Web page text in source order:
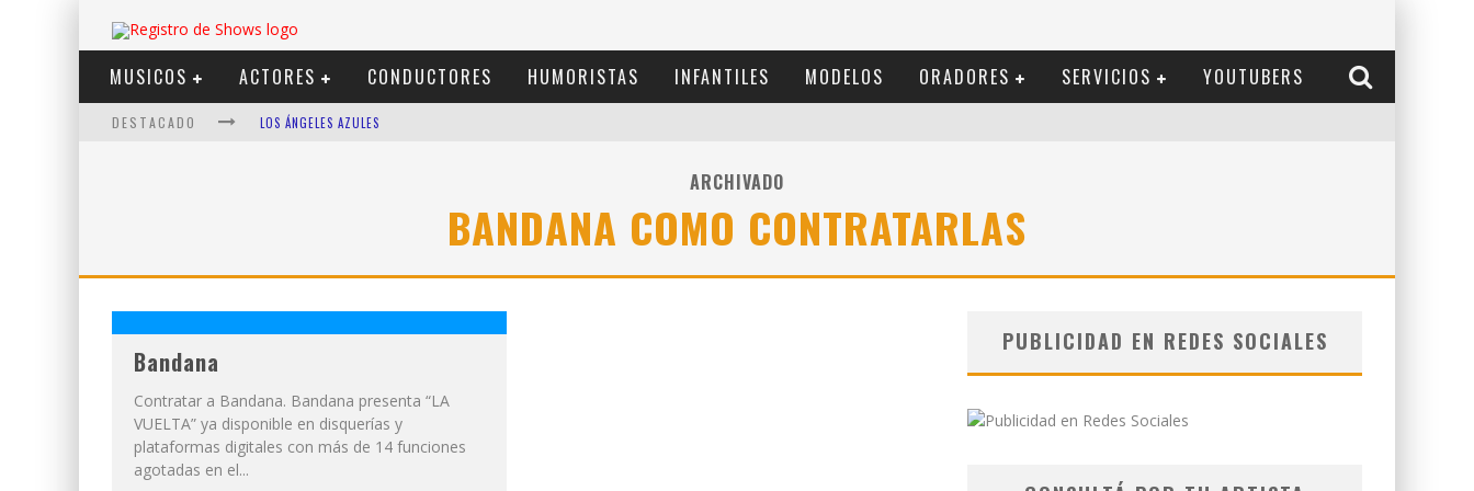
MUSICOS ACTORES CONDUCTORES HUMORISTAS INFANTILES MODELOS ORADORES SERVICIOS YOUTUBERS
DESTACADO LOS ÁNGELES AZULES
DUKI
ARCHIVADO
BANDANA COMO CONTRATARLAS
Bandana
Contratar a Bandana. Bandana presenta “LA
VUELTA” ya disponible en disquerías y
plataformas digitales con más de 14 funciones
agotadas en el...
PUBLICIDAD EN REDES SOCIALES